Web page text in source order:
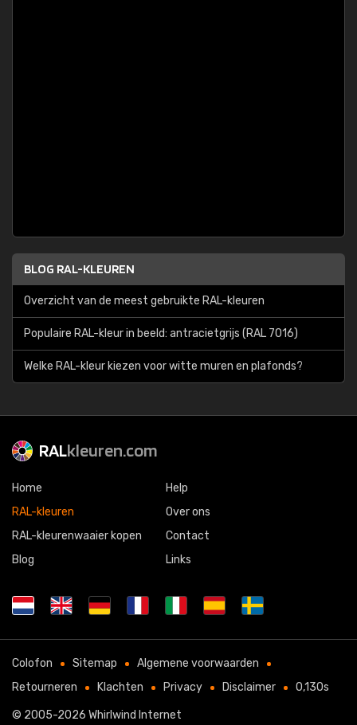
BLOG RAL-KLEUREN
Overzicht van de meest gebruikte RAL-kleuren
Populaire RAL-kleur in beeld: antracietgrijs (RAL 7016)
Welke RAL-kleur kiezen voor witte muren en plafonds?
RALkleuren.com
Home
RAL-kleuren
RAL-kleurenwaaier kopen
Blog
Help
Over ons
Contact
Links
Colofon Sitemap
Algemene voorwaarden
Retourneren
Klachten Privacy Disclaimer 0,130s
© 2005-2026 Whirlwind Internet